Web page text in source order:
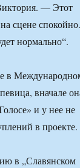
— Этот
сцене спокойно.
нормально“.
в
вначале
и у нее не
в проекте.
в „Славянском